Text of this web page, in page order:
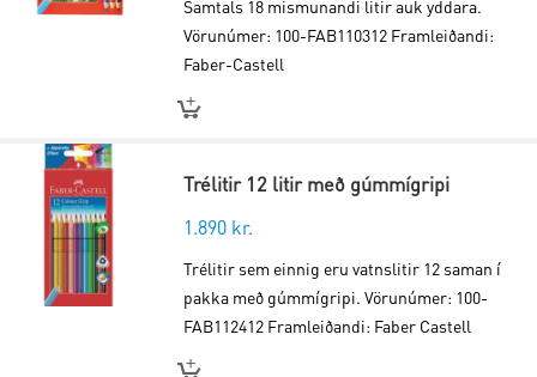
Samtals 18 mismunandi litir auk yddara.
Vörunúmer: 100-FAB110312 Framleiðandi:
Faber-Castell
Trélitir 12 litir með gúmmígripi
1.890 kr.
Trélitir sem einnig eru vatnslitir 12 saman í
pakka með gúmmígripi. Vörunúmer: 100-
FAB112412 Framleiðandi: Faber Castell